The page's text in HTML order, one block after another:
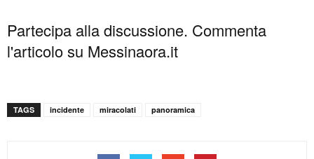
Partecipa alla discussione. Commenta
l'articolo su Messinaora.it
TAGS incidente miracolati panoramica